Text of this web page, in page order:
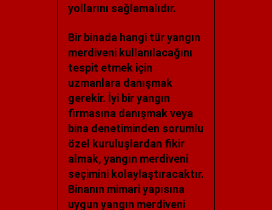
yollarını sağlamalıdır.
Bir binada hangi tür yangın
merdiveni kullanılacağını
tespit etmek için
uzmanlara danışmak
gerekir. İyi bir yangın
firmasına danışmak veya
bina denetiminden sorumlu
özel kuruluşlardan fikir
almak, yangın merdiveni
seçimini kolaylaştıracaktır.
Binanın mimari yapısına
uygun yangın merdiveni